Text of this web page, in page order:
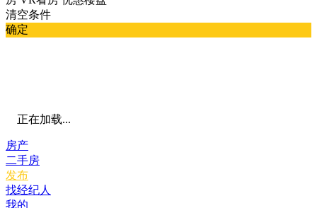
清空条件
确定
正在加载...
房产
二手房
发布
找经纪人
我的